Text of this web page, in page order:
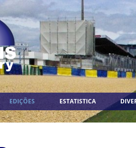
EDIÇÕES ESTATISTICA